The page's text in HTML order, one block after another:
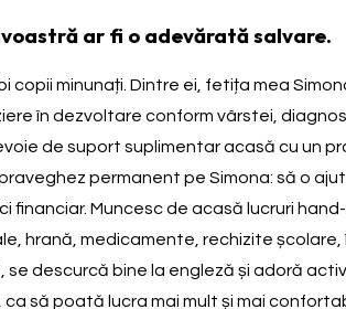
ar fi o adevărată salvare.
copii minunați. Dintre ei, fetița mea
în dezvoltare conform vârstei,
de suport suplimentar acasă cu un
permanent pe Simona: să o
financiar. Muncesc de acasă lucruri
hrană, medicamente, rechizite
se descurcă bine la engleză și adoră
să poată lucra mai mult și mai